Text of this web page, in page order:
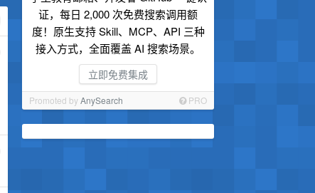
证，每日 2,000 次免费搜索调用额
度！原生支持 Skill、MCP、API 三种
接入方式，全面覆盖 AI 搜索场景。
立即免费集成
Promoted byAnySearch PRO